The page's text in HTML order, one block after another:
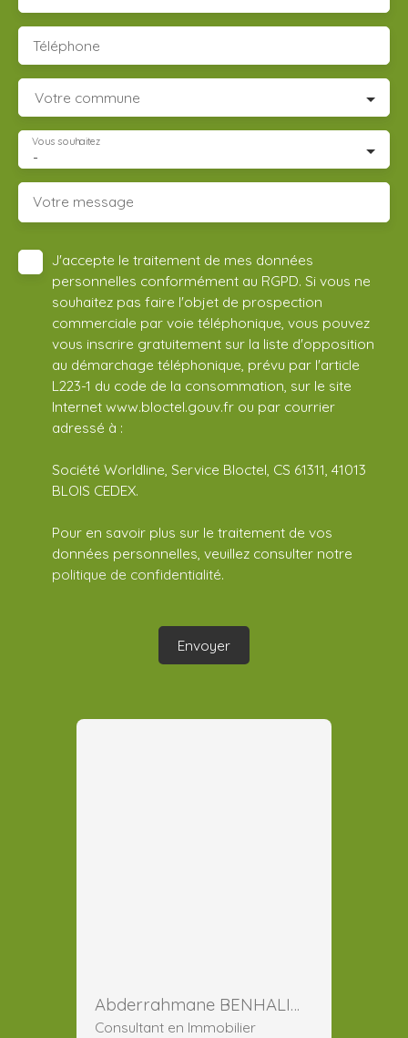
Téléphone
Votre commune
-
Vous souhaitez
Votre message
J'accepte le traitement de mes données
personnelles conformément au RGPD. Si vous ne
souhaitez pas faire l'objet de prospection
commerciale par voie téléphonique, vous pouvez
vous inscrire gratuitement sur la liste d'opposition
au démarchage téléphonique, prévu par l'article
L223-1 du code de la consommation, sur le site
Internet www.bloctel.gouv.fr ou par courrier
adressé à :
Société Worldline, Service Bloctel, CS 61311, 41013
BLOIS CEDEX.
Pour en savoir plus sur le traitement de vos
données personnelles, veuillez consulter notre
politique de confidentialité.
Envoyer
Abderrahmane BENHALIMA
Consultant en Immobilier